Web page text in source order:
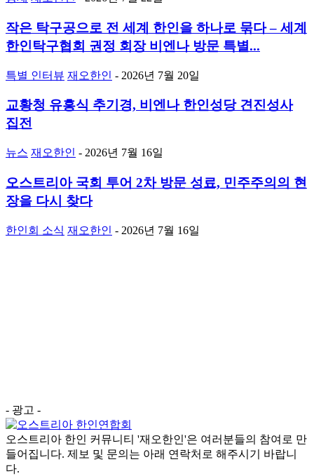
작은 탁구공으로 전 세계 한인을 하나로 묶다 – 세계
한인탁구협회 권정 회장 비엔나 방문 특별...
특별 인터뷰 재오한인 - 2026년 7월 20일
교황청 유흥식 추기경, 비엔나 한인성당 견진성사
집전
뉴스 재오한인 - 2026년 7월 16일
오스트리아 국회 투어 2차 방문 성료, 민주주의의 현
장을 다시 찾다
한인회 소식 재오한인 - 2026년 7월 16일
- 광고 -
오스트리아 한인 커뮤니티 '재오한인'은 여러분들의 참여로 만
들어집니다. 제보 및 문의는 아래 연락처로 해주시기 바랍니
다.